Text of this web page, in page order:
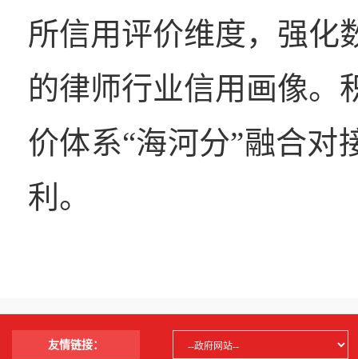
所信用评价维度，强化
的律师行业信用画像。
价体系“海河分”融合对
利。
友情链接：